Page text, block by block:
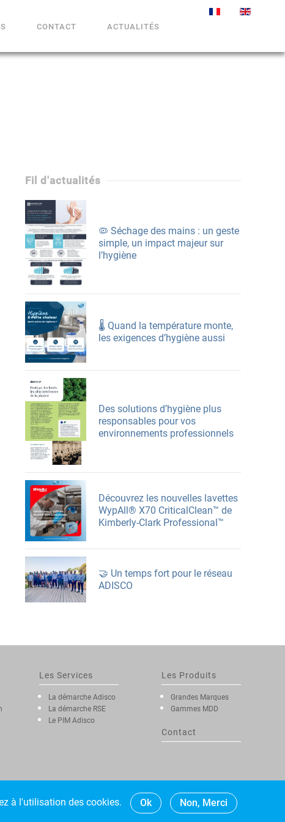
CONTACT ACTUALITÉS
Fil d'actualités
🦠 Séchage des mains : un geste
simple, un impact majeur sur
l’hygiène
🌡️ Quand la température monte,
les exigences d’hygiène aussi
Des solutions d’hygiène plus
responsables pour vos
environnements professionnels
Découvrez les nouvelles lavettes
WypAll® X70 CriticalClean™ de
Kimberly-Clark Professional™
🤝 Un temps fort pour le réseau
ADISCO
Les Services
La démarche Adisco
La démarche RSE
Le PIM Adisco
Les Produits
Grandes Marques
Gammes MDD
Contact
à l'utilisation des cookies. Ok Non, Merci